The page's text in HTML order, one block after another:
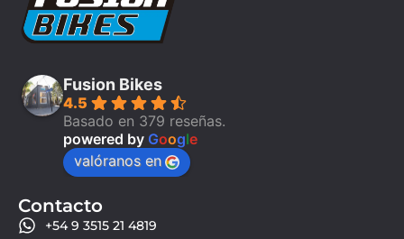
Fusion Bikes
4.5
Basado en 379 reseñas.
powered by Google
valóranos en
Contacto
+54 9 3515 21 4819